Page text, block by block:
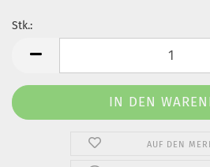
Stk.:
AUF DEN